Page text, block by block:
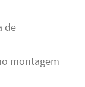
de
montagem